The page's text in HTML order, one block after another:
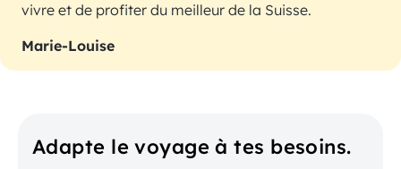
vivre et de profiter du meilleur de la Suisse.
Marie-Louise
Adapte le voyage à tes besoins.